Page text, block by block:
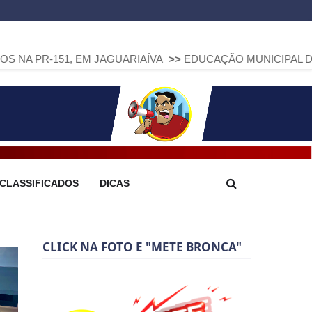
EM JAGUARIAÍVA >> EDUCAÇÃO MUNICIPAL DE ARAPOTI
CLASSIFICADOS DICAS
CLICK NA FOTO E "METE BRONCA"